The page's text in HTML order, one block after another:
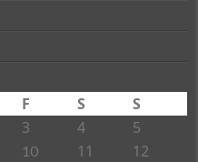
F S
S
3 4
5
10 11 12